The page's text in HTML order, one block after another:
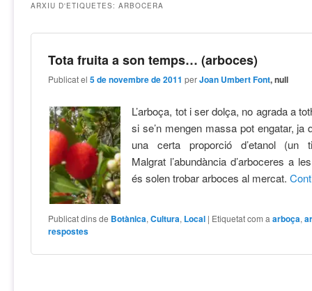
ARXIU D'ETIQUETES:ARBOCERA
Tota fruita a son temps… (arboces)
Publicat el5 de novembre de 2011 perJoan Umbert Font, null
L’arboça, tot i ser dolça, no agrada a
si se’n mengen massa pot engatar, ja
una certa proporció d’etanol (un
Malgrat l’abundància d’arboceres a
és solen trobar arboces al mercat.
Publicat dins de Botànica,Cultura, Local | Etiquetat com a arboça,
respostes